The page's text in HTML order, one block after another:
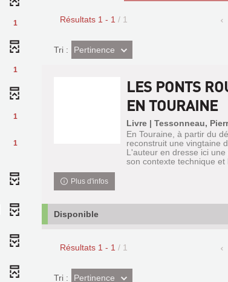
Résultats 1 - 1 / 1
Tri :(Effet
imédiat)
Pertinence
LES PONTS
EN TOURAINE
Livre | Tessonneau,
En Touraine, à partir du
reconstruit une vingtaine
L'auteur en dresse ici
son contexte technique et
Plus d'infos
Disponible
Résultats 1 - 1 / 1
Tri :(Effet
Pertinence
1
1
1
1